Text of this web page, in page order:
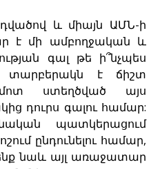
և միայն ԱՄՆ-ի
է մի ամբողջական և
գալ թե ի՞նչպես
է ճիշտ
ստեղծված այս
դուրս գալու համար:
պատկերացում
ընդունելու համար,
նաև այլ առաջատար